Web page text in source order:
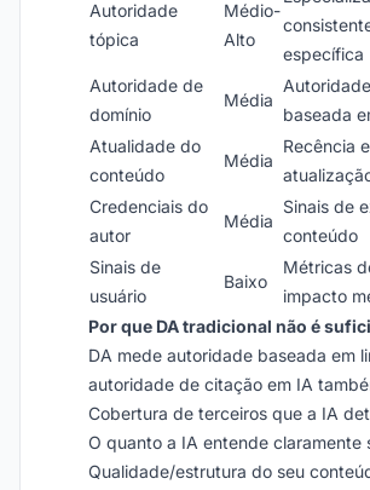
Autoridade
tópica
Médio-
Alto
específica
Autoridade de
domínio
Média
baseada
Atualidade do
conteúdo
Média
Recência
Credenciais do
autor
Média
Sinais de
conteúdo
Sinais de
usuário
Baixo
Métricas
impacto
Por que DA tradicional não é
DA mede autoridade baseada em
autoridade de citação em IA
Cobertura de terceiros que a IA
O quanto a IA entende claramente
Qualidade/estrutura do seu